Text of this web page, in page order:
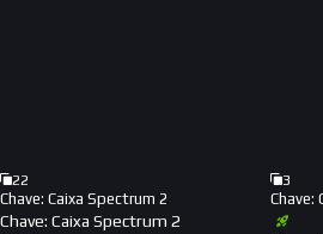
22
Chave: Caixa Spectrum 2
Chave: Caixa Spectrum 2
3
Chave: